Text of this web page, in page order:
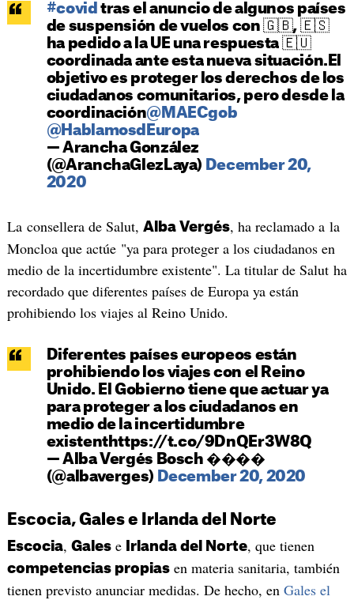
#covid tras el anuncio de algunos países
de suspensión de vuelos con 🇬🇧, 🇪🇸
ha pedido a la UE una respuesta 🇪🇺
coordinada ante esta nueva situación.El
objetivo es proteger los derechos de los
ciudadanos comunitarios, pero desde la
coordinación@MAECgob
@HablamosdEuropa
— Arancha González
(@AranchaGlezLaya) December 20,
2020
La consellera de Salut, Alba Vergés, ha reclamado a la
Moncloa que actúe "ya para proteger a los ciudadanos en
medio de la incertidumbre existente". La titular de Salut ha
recordado que diferentes países de Europa ya están
prohibiendo los viajes al Reino Unido.
Diferentes países europeos están
prohibiendo los viajes con el Reino
Unido. El Gobierno tiene que actuar ya
para proteger a los ciudadanos en
medio de la incertidumbre
existenthttps://t.co/9DnQEr3W8Q
— Alba Vergés Bosch ����
(@albaverges) December 20, 2020
Escocia, Gales e Irlanda del Norte
Escocia, Galese Irlanda del Norte, que tienen
competencias propiasen materia sanitaria, también
tienen previsto anunciar medidas. De hecho, en Gales el